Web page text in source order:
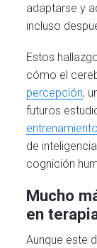
adaptarse y
incluso
Estos
cómo el
percepción,
futuros
de
cognición
Mucho
en
Aunque este